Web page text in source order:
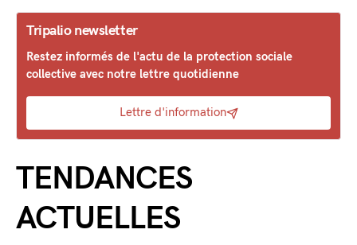
Tripalio newsletter
Restez informés de l'actu de la protection sociale
collective avec notre lettre quotidienne
Lettre d'information
TENDANCES
ACTUELLES